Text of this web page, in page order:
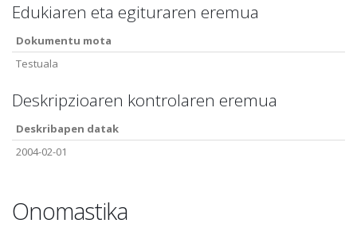
Edukiaren eta egituraren eremua
Dokumentu mota
Testuala
Deskripzioaren kontrolaren eremua
Deskribapen datak
2004-02-01
Onomastika